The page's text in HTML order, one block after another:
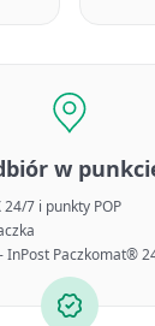
w
7 i punkty POP
InPost Paczkomat®